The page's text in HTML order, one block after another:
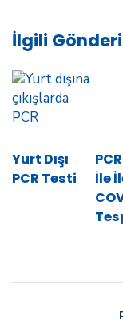
İlgili
Yurt Dışı
PCR Testi
İle